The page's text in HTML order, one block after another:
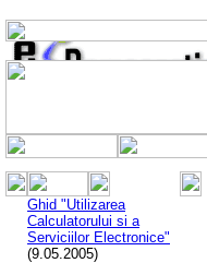
Ghid "Utilizarea
Calculatorului si a
Serviciilor Electronice"
(9.05.2005)